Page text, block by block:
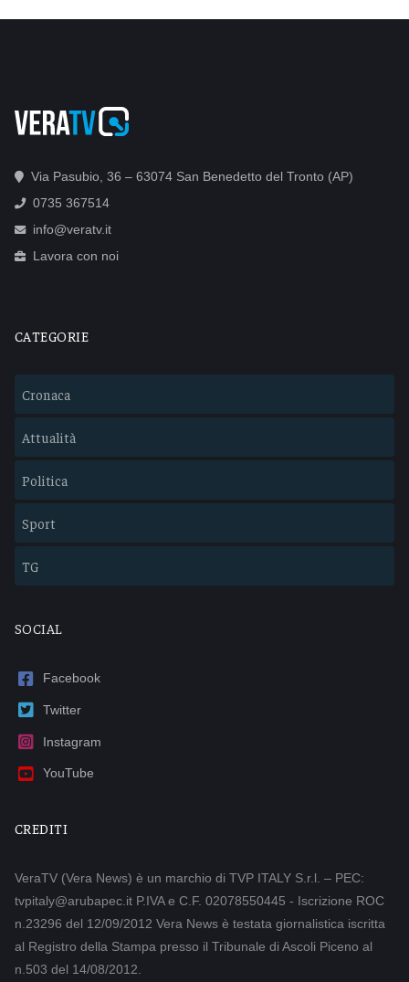
Via Pasubio, 36 – 63074 San Benedetto del Tronto (AP)
0735 367514
info@veratv.it
Lavora con noi
CATEGORIE
Cronaca
Attualità
Politica
Sport
TG
SOCIAL
Facebook
Twitter
Instagram
YouTube
CREDITI
VeraTV (Vera News) è un marchio di TVP ITALY S.r.l. – PEC:
tvpitaly@arubapec.it P.IVA e C.F. 02078550445 - Iscrizione ROC
n.23296 del 12/09/2012 Vera News è testata giornalistica iscritta
al Registro della Stampa presso il Tribunale di Ascoli Piceno al
n.503 del 14/08/2012.